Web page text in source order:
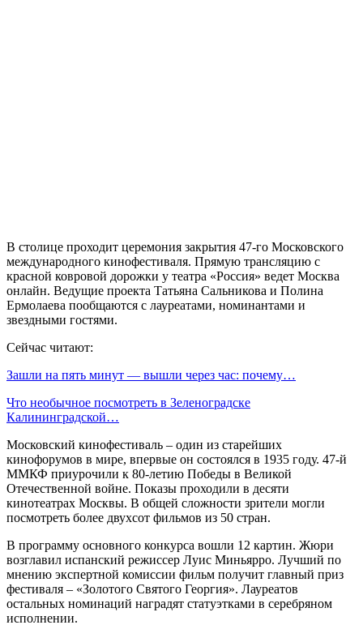
В столице проходит церемония закрытия 47-го Московского
международного кинофестиваля. Прямую трансляцию с
красной ковровой дорожки у театра «Россия» ведет Москва
онлайн. Ведущие проекта Татьяна Сальникова и Полина
Ермолаева пообщаются с лауреатами, номинантами и
звездными гостями.
Сейчас читают:
Зашли на пять минут — вышли через час: почему…
Что необычное посмотреть в Зеленоградске
Калининградской…
Московский кинофестиваль – один из старейших
кинофорумов в мире, впервые он состоялся в 1935 году. 47-й
ММКФ приурочили к 80-летию Победы в Великой
Отечественной войне. Показы проходили в десяти
кинотеатрах Москвы. В общей сложности зрители могли
посмотреть более двухсот фильмов из 50 стран.
В программу основного конкурса вошли 12 картин. Жюри
возглавил испанский режиссер Луис Миньярро. Лучший по
мнению экспертной комиссии фильм получит главный приз
фестиваля – «Золотого Святого Георгия». Лауреатов
остальных номинаций наградят статуэтками в серебряном
исполнении.